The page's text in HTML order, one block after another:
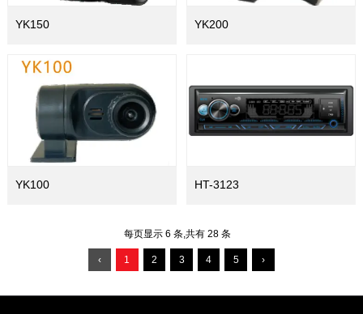
YK150 YK200
YK100 HT-3123
每页显示 6 条,共有 28 条
‹ 1 2 3 4 5 ›